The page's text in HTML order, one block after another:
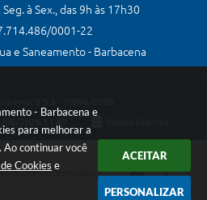
- Barbacena e
para melhorar a
Ao continuar você
Cookies e
ACEITAR
PERSONALIZAR
à Sex., das 9h às 17h30
0001-22
e Saneamento - Barbacena
os direitos reservados -